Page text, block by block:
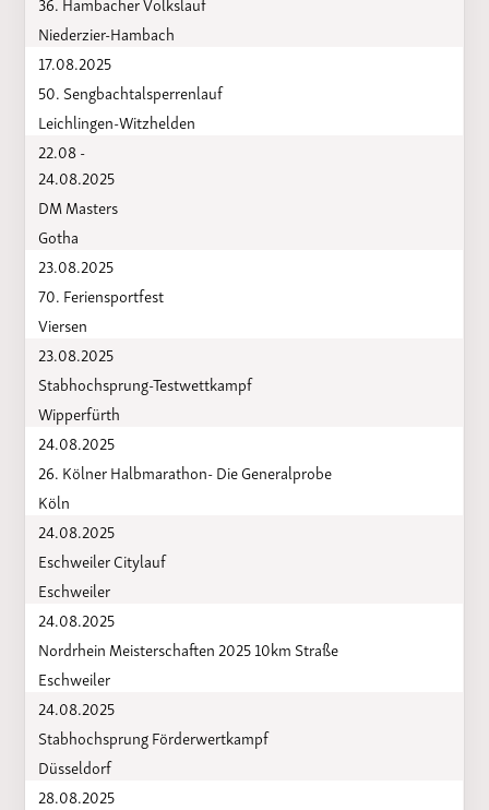
Niederzier-Hambach
17.08.2025
50. Sengbachtalsperrenlauf
Leichlingen-Witzhelden
22.08 -
24.08.2025
DM Masters
Gotha
23.08.2025
70. Feriensportfest
Viersen
23.08.2025
Stabhochsprung-Testwettkampf
Wipperfürth
24.08.2025
26. Kölner Halbmarathon- Die Generalprobe
Köln
24.08.2025
Eschweiler Citylauf
Eschweiler
24.08.2025
Nordrhein Meisterschaften 2025 10km Straße
Eschweiler
24.08.2025
Stabhochsprung Förderwertkampf
Düsseldorf
28.08.2025